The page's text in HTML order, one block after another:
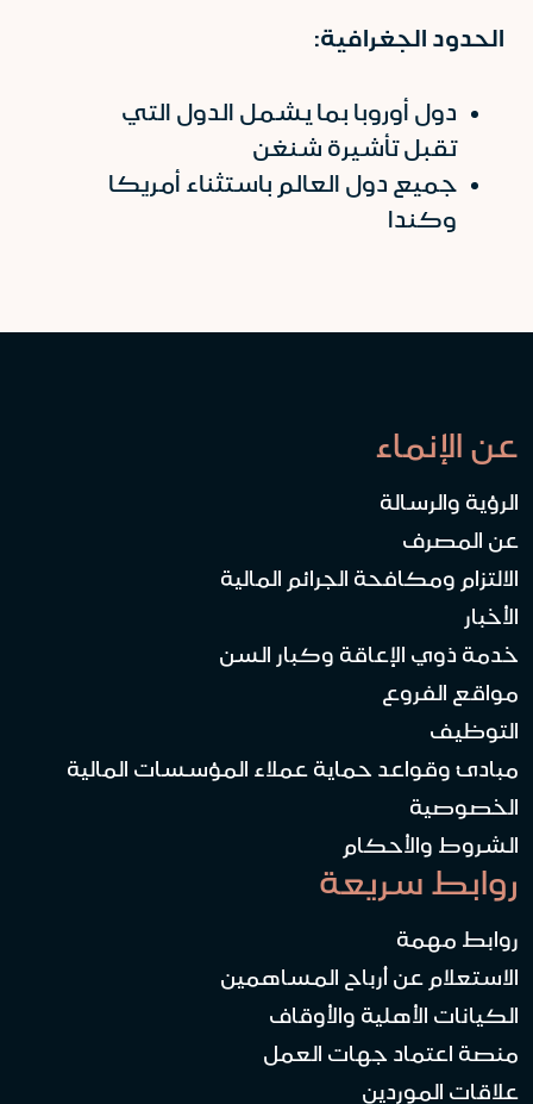
الحدود الجغرافية:
دول أوروبا بما يشمل الدول التي
تقبل تأشيرة شنغن
جميع دول العالم باستثناء أمريكا
وكندا
عن الإنماء
الرؤية والرسالة
عن المصرف
الالتزام ومكافحة الجرائم المالية
الأخبار
خدمة ذوي الإعاقة وكبار السن
مواقع الفروع
التوظيف
مبادئ وقواعد حماية عملاء المؤسسات المالية
الخصوصية
الشروط والأحكام
روابط سريعة
روابط مهمة
الاستعلام عن أرباح المساهمين
الكيانات الأهلية والأوقاف
منصة اعتماد جهات العمل
علاقات الموردين